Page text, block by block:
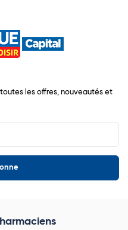
les offres, nouveautés et